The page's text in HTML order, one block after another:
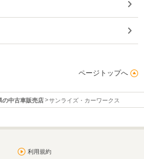
ページトップへ
の中古車販売店 サンライズ・カーワークス
利用規約